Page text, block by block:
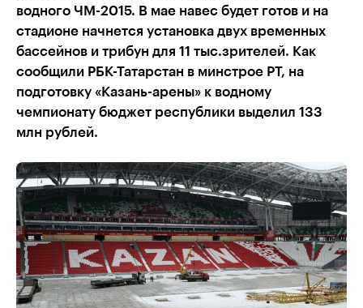
водного ЧМ-2015. В мае навес будет готов и на
стадионе начнется установка двух временных
бассейнов и трибун для 11 тыс.зрителей. Как
сообщили РБК-Татарстан в минстрое РТ, на
подготовку «Казань-арены» к водному
чемпионату бюджет республики выделил 133
млн рублей.